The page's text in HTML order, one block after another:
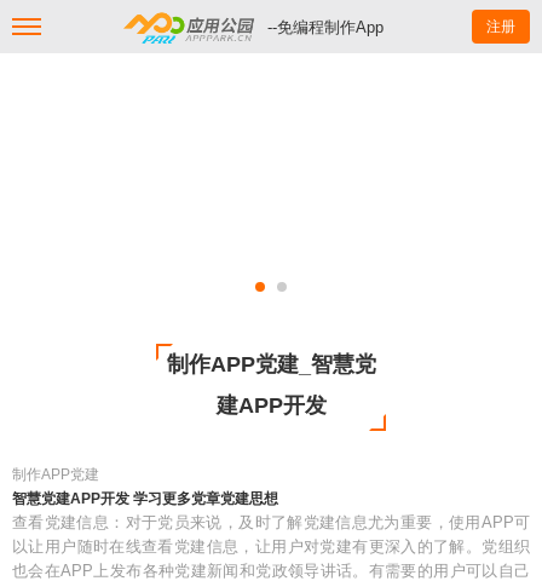
--免编程制作App 注册
制作APP党建_智慧党
建APP开发
制作APP党建
智慧党建APP开发 学习更多党章党建思想
查看党建信息：对于党员来说，及时了解党建信息尤为重要，使用APP可
以让用户随时在线查看党建信息，让用户对党建有更深入的了解。党组织
也会在APP上发布各种党建新闻和党政领导讲话。有需要的用户可以自己